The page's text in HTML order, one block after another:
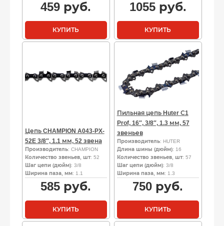
459 руб.
КУПИТЬ
1055руб.
КУПИТЬ
Цепь CHAMPION A043-PX-
52E 3/8″, 1.1 мм, 52 звена
Производитель: CHAMPION
Количество звеньев, шт: 52
Шаг цепи (дюйм): 3/8
Ширина паза, мм: 1.1
585 руб.
КУПИТЬ
Пильная цепь Huter С1
Prof, 16″, 3/8″, 1.3 мм, 57
звеньев
Производитель: HUTER
Длина шины (дюйм): 16
Количество звеньев, шт: 57
Шаг цепи (дюйм): 3/8
Ширина паза, мм: 1.3
750 руб.
КУПИТЬ